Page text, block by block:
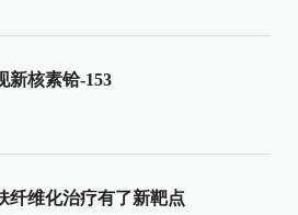
新核素铪-153
纤维化治疗有了新靶点